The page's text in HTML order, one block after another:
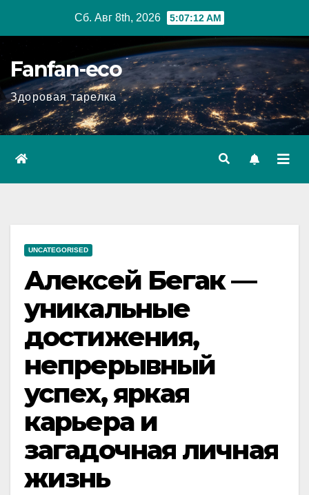
Сб. Авг 8th, 2026 5:07:13 AM
Fanfan-eco
Здоровая тарелка
UNCATEGORISED
Алексей Бегак —
уникальные
достижения,
непрерывный
успех, яркая
карьера и
загадочная личная
жизнь